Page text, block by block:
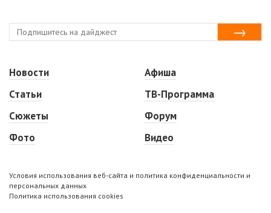
Новости
Статьи
Сюжеты
Фото
Афиша
ТВ-Программа
Форум
Видео
Условия использования веб-сайта и политика конфиденциальности и
персональных данных
Политика использования cookies